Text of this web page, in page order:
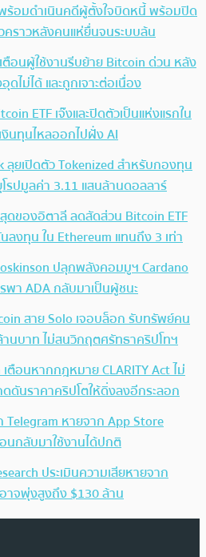
ร้อมดำเนินคดีผู้ตั้งใจบิดหนี้ พร้อมปิด
คราวหลังคนแห่ยื่นจนระบบล้น
ตือนผู้ใช้งานรีบย้าย Bitcoin ด่วน หลัง
ดไม่ได้ และถูกเจาะต่อเนื่อง
ETF เจ๊งและปิดตัวเป็นแห่งแรกใน
นทุนไหลออกไปฝั่ง AI
ลุยเปิดตัว Tokenized สำหรับกองทุน
รปมูลค่า 3.11 แสนล้านดอลลาร์
ดของอิตาลี ลดสัดส่วน Bitcoin ETF
ลงทุน ใน Ethereum แทนถึง 3 เท่า
ปลุกพลังคอมมูฯ Cardano
า ADA กลับมาเป็นผู้ชนะ
สาย Solo เจอบล็อก รับทรัพย์คน
านบาท ไม่สนวิกฤตศรัทธาคริปโทฯ
ตือนหากกฎหมาย CLARITY Act ไม่
ดันราคาคริปโตให้ดิ่งลงอีกระลอก
Telegram หายจาก App Store
นกลับมาใช้งานได้ปกติ
ประเมินความเสียหายจาก
าจพุ่งสูงถึง $130 ล้าน